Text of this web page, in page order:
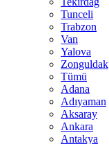
Tunceli
Trabzon
Van
Yalova
Zonguldak
Tümü
Adana
Adıyaman
Aksaray
Ankara
Antakya